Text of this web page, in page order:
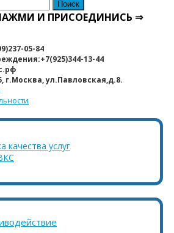
И ПРИСОЕДИНИСЬ ⇒
05-84
13-44
г.Москва, ул.Павловская,д.8.
качества услуг